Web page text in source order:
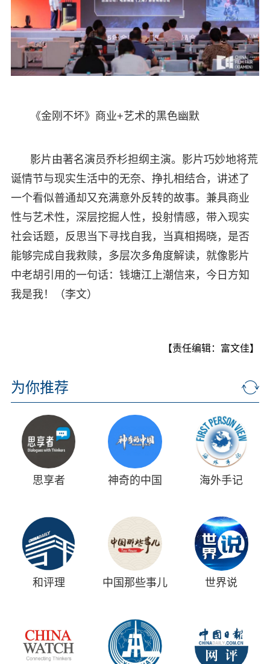
《金刚不坏》商业+艺术的黑色幽默
影片由著名演员乔杉担纲主演。影片巧妙地将荒
诞情节与现实生活中的无奈、挣扎相结合，讲述了
一个看似普通却又充满意外反转的故事。兼具商业
性与艺术性，深层挖掘人性，投射情感，带入现实
社会话题，反思当下寻找自我，当真相揭晓，是否
能够完成自我救赎，多层次多角度解读，就像影片
中老胡引用的一句话：钱塘江上潮信来，今日方知
我是我！（李文）
【责任编辑：富文佳】
为你推荐
思享者 神奇的中国 海外手记
和评理 中国那些事儿 世界说